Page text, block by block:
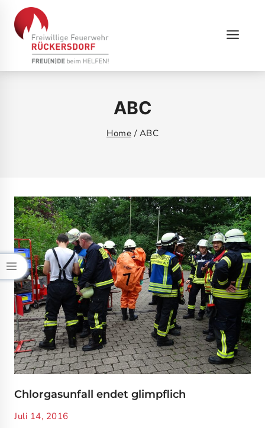
content
ABC
Home / ABC
Chlorgasunfall endet glimpflich
Juli 14, 2016